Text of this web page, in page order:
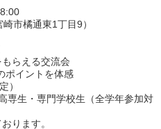
市橘通東1丁目9）
らえる交流会
ポイントを体感
）
生・専門学校生（全学年参加対
ります。